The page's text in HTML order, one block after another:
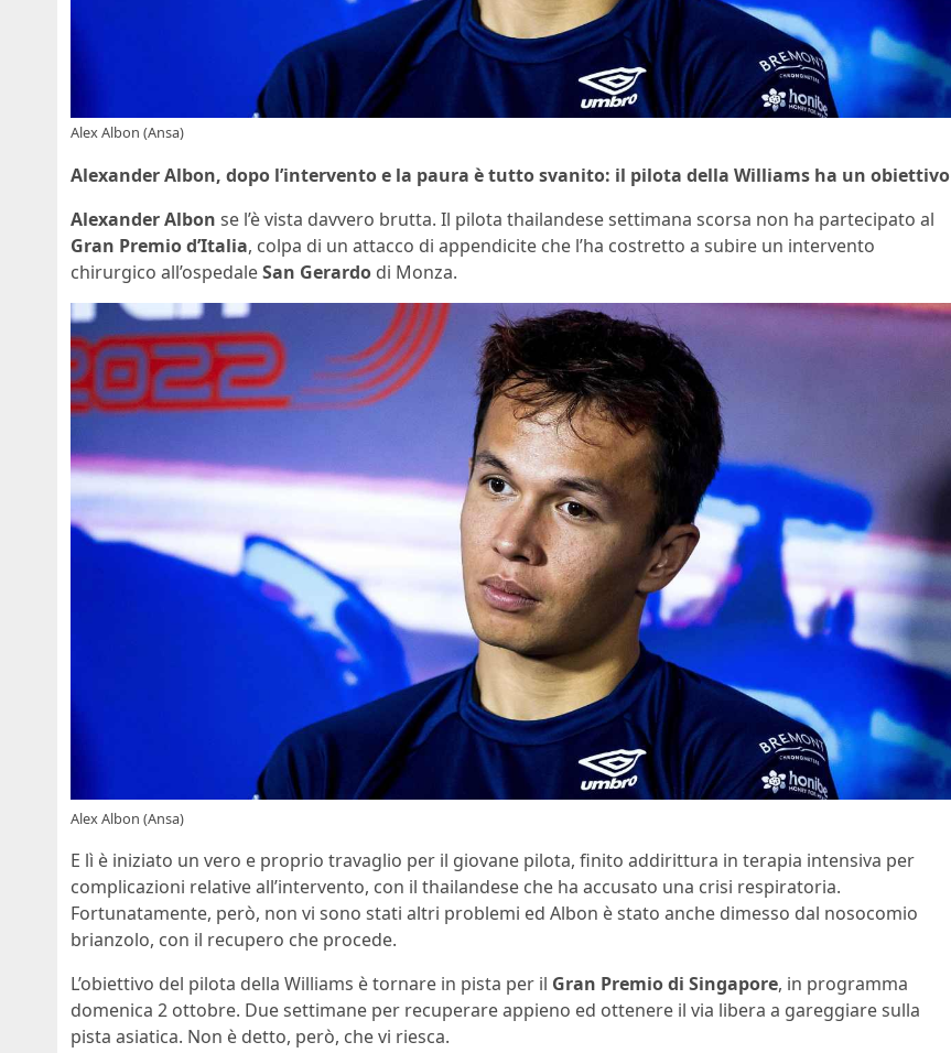
Alex Albon (Ansa)
Alexander Albon, dopo l’intervento e la paura è tutto svanito: il pilota della Williams ha un obiettivo
Alexander Albon se l’è vista davvero brutta. Il pilota thailandese settimana scorsa non ha partecipato al
Gran Premio d’Italia, colpa di un attacco di appendicite che l’ha costretto a subire un intervento
chirurgico all’ospedaleSan Gerardo di Monza.
Alex Albon (Ansa)
E lì è iniziato un vero e proprio travaglio per il giovane pilota, finito addirittura in terapia intensiva per
complicazioni relative all’intervento, con il thailandese che ha accusato una crisi respiratoria.
Fortunatamente, però, non vi sono stati altri problemi ed Albon è stato anche dimesso dal nosocomio
brianzolo, con il recupero che procede.
L’obiettivo del pilota della Williams è tornare in pista per il Gran Premio di Singapore, in programma
domenica 2 ottobre. Due settimane per recuperare appieno ed ottenere il via libera a gareggiare sulla
pista asiatica. Non è detto, però, che vi riesca.